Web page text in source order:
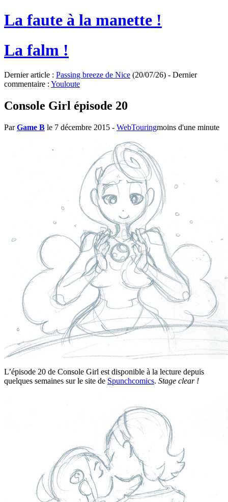
La faute à la manette !
La falm !
Dernier article : Passing breeze de Nice (20/07/26) - Dernier
commentaire : Youloute
Console Girl épisode 20
ParGame B le 7 décembre 2015 - WebTouringmoins d'une minute
L’épisode 20 de Console Girl est disponible à la lecture depuis
quelques semaines sur le site de Spunchcomics. Stage clear !